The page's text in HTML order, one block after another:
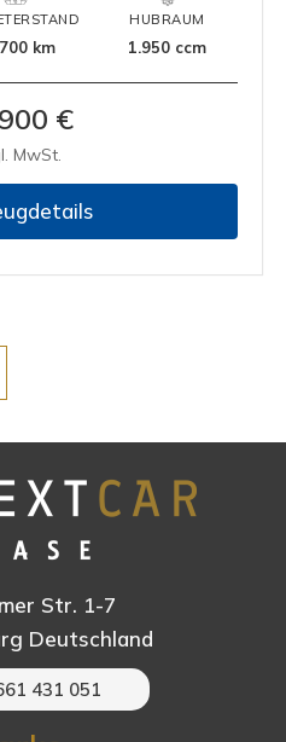
km
HUBRAUM
1.950 ccm
€
MwSt.
Str. 1-7
Deutschland
431 051